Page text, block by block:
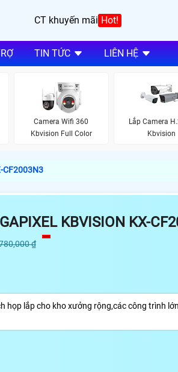
CT khuyến mãi Hot!
TIN TỨC LIÊN HỆ
Camera Wifi 360
Kbvision Full Color
Lắp Camera
Kbvision
CF2003N3
KBVISION KX-
₫
họp lắp cho kho xưởng rộng,các công trình